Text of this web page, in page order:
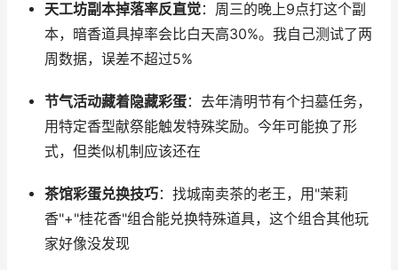
天工坊副本掉落率反直觉：周三的晚上9点打这个副
本，暗香道具掉率会比白天高30%。我自己测试了两
周数据，误差不超过5%
节气活动藏着隐藏彩蛋：去年清明节有个扫墓任务，
用特定香型献祭能触发特殊奖励。今年可能换了形
式，但类似机制应该还在
茶馆彩蛋兑换技巧：找城南卖茶的老王，用"茉莉
香"+"桂花香"组合能兑换特殊道具，这个组合其他玩
家好像没发现